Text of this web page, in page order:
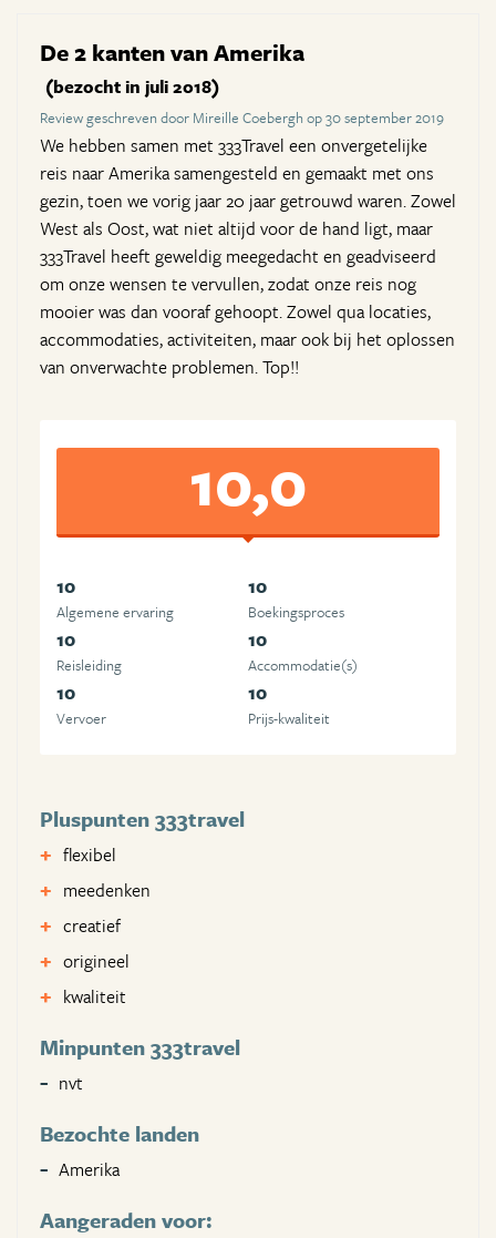
De 2 kanten van Amerika
(bezocht in juli 2018)
Review geschreven door Mireille Coebergh op 30 september 2019
We hebben samen met 333Travel een onvergetelijke
reis naar Amerika samengesteld en gemaakt met ons
gezin, toen we vorig jaar 20 jaar getrouwd waren. Zowel
West als Oost, wat niet altijd voor de hand ligt, maar
333Travel heeft geweldig meegedacht en geadviseerd
om onze wensen te vervullen, zodat onze reis nog
mooier was dan vooraf gehoopt. Zowel qua locaties,
accommodaties, activiteiten, maar ook bij het oplossen
van onverwachte problemen. Top!!
10,0
10
Algemene ervaring
10
Boekingsproces
10
Reisleiding
10
Accommodatie(s)
10
Vervoer
10
Prijs-kwaliteit
Pluspunten 333travel
flexibel
meedenken
creatief
origineel
kwaliteit
Minpunten 333travel
nvt
Bezochte landen
Amerika
Aangeraden voor: